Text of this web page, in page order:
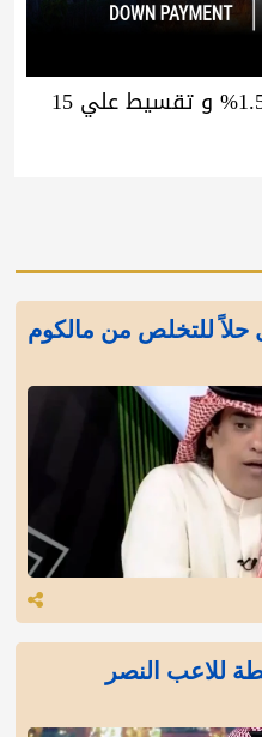
عرض لفترة محدودة مقدم 1.5% و تقسيط علي 15
حلاً للتخلص من مالكوم
للاعب النصر